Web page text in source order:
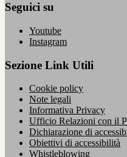
Seguici su
Youtube
Instagram
Sezione Link Utili
Cookie policy
Note legali
Informativa Privacy
Ufficio Relazioni con il
Dichiarazione di
Obiettivi di accessibilità
Whistleblowing